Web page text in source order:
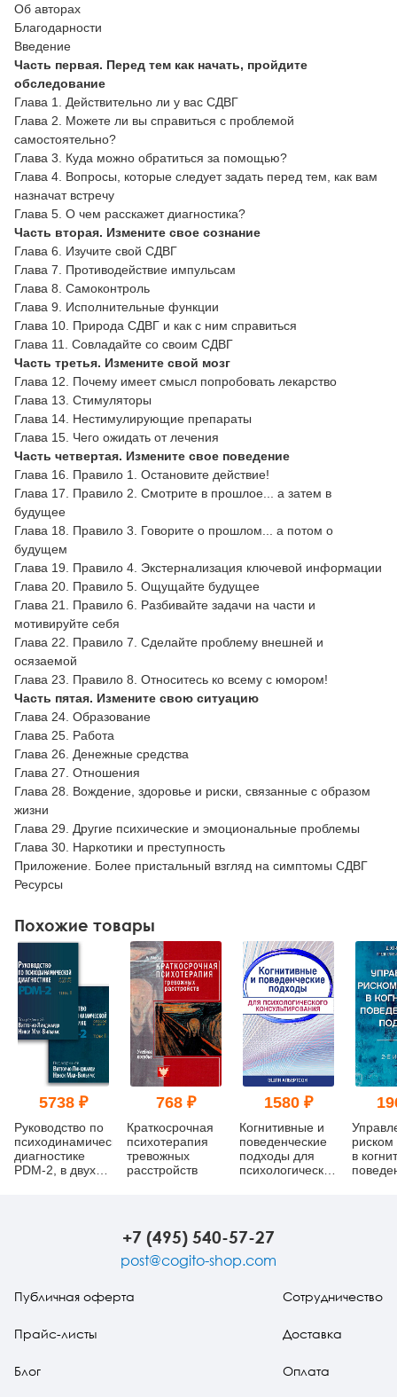
Об авторах
Благодарности
Введение
Часть первая. Перед тем как начать, пройдите
обследование
Глава 1. Действительно ли у вас СДВГ
Глава 2. Можете ли вы справиться с проблемой
самостоятельно?
Глава 3. Куда можно обратиться за помощью?
Глава 4. Вопросы, которые следует задать перед тем, как вам
назначат встречу
Глава 5. О чем расскажет диагностика?
Часть вторая. Измените свое сознание
Глава 6. Изучите свой СДВГ
Глава 7. Противодействие импульсам
Глава 8. Самоконтроль
Глава 9. Исполнительные функции
Глава 10. Природа СДВГ и как с ним справиться
Глава 11. Совладайте со своим СДВГ
Часть третья. Измените свой мозг
Глава 12. Почему имеет смысл попробовать лекарство
Глава 13. Стимуляторы
Глава 14. Нестимулирующие препараты
Глава 15. Чего ожидать от лечения
Часть четвертая. Измените свое поведение
Глава 16. Правило 1. Остановите действие!
Глава 17. Правило 2. Смотрите в прошлое... а затем в
будущее
Глава 18. Правило 3. Говорите о прошлом... а потом о
будущем
Глава 19. Правило 4. Экстернализация ключевой информации
Глава 20. Правило 5. Ощущайте будущее
Глава 21. Правило 6. Разбивайте задачи на части и
мотивируйте себя
Глава 22. Правило 7. Сделайте проблему внешней и
осязаемой
Глава 23. Правило 8. Относитесь ко всему с юмором!
Часть пятая. Измените свою ситуацию
Глава 24. Образование
Глава 25. Работа
Глава 26. Денежные средства
Глава 27. Отношения
Глава 28. Вождение, здоровье и риски, связанные с образом
жизни
Глава 29. Другие психические и эмоциональные проблемы
Глава 30. Наркотики и преступность
Приложение. Более пристальный взгляд на симптомы СДВГ
Ресурсы
Похожие товары
5738 ₽
Руководство по
психодинамической
диагностике
PDM-2, в двух
768 ₽
Краткосрочная
психотерапия
тревожных
расстройств
1580 ₽
Когнитивные и
поведенческие
подходы для
психологического
риском
в
+7 (495) 540-57-27
post@cogito-shop.com
Публичная оферта
Прайс-листы
Блог
Сотрудничество
Доставка
Оплата